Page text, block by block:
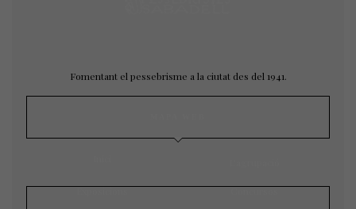
Fomentant el pessebrisme a la ciutat des del 1941.
Exposicions Concursos